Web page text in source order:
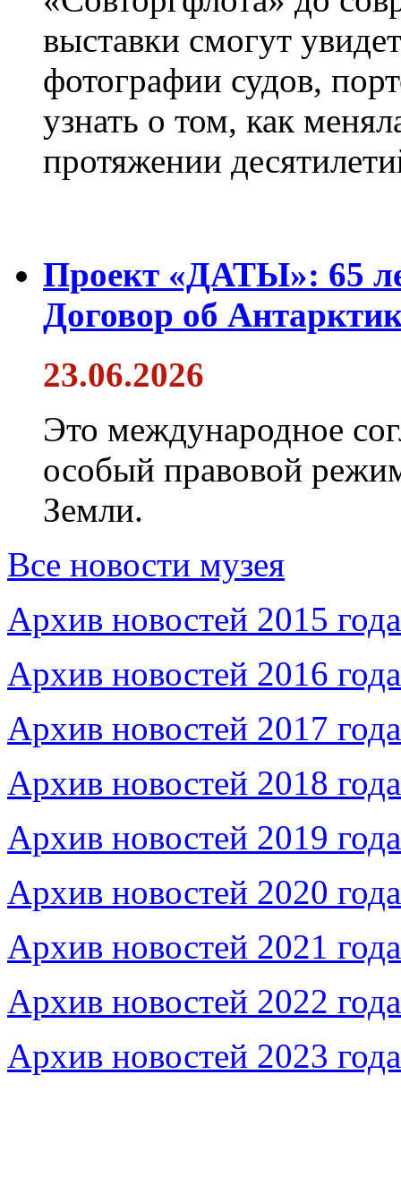
выставки смогут
фотографии судов,
узнать о том, как
протяжении
Проект «ДАТЫ»: 65
Договор об
23.06.2026
Это международное
особый правовой
Земли.
Все новости музея
Архив новостей 2015 года
Архив новостей 2016 года
Архив новостей 2017 года
Архив новостей 2018 года
Архив новостей 2019 года
Архив новостей 2020 года
Архив новостей 2021 года
Архив новостей 2022 года
Архив новостей 2023 года